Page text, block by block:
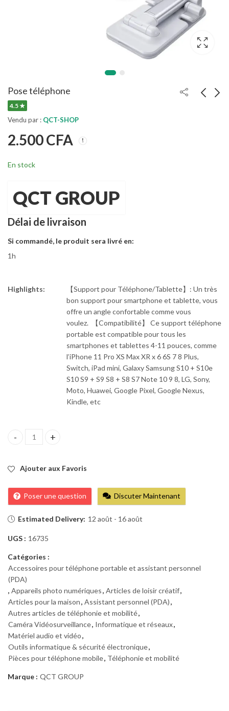
Pose téléphone
4.5 ★
Vendu par : QCT-SHOP
2.500CFA
En stock
QCT GROUP
Délai de livraison
Si commandé, le produit sera livré en:
1h
Highlights:
【Support pour Téléphone/Tablette】: Un très
bon support pour smartphone et tablette, vous
offre un angle confortable comme vous
voulez. 【Compatibilité】 Ce support téléphone
portable est compatible pour tous les
smartphones et tablettes 4-11 pouces, comme
l’iPhone 11 Pro XS Max XR x 6 6S 7 8 Plus,
Switch, iPad mini, Galaxy Samsung S10 + S10e
S10 S9 + S9 S8 + S8 S7 Note 10 9 8, LG, Sony,
Moto, Huawei, Google Pixel, Google Nexus,
Kindle, etc
Pose téléphone quantity
Ajouter aux Favoris
Poser une question Discuter Maintenant
Estimated Delivery: 12 août - 16 août
UGS : 16735
Catégories :
Accessoires pour téléphone portable et assistant personnel
(PDA)
, Appareils photo numériques, Articles de loisir créatif,
Articles pour la maison, Assistant personnel (PDA),
Autres articles de téléphonie et mobilité,
Caméra Vidéosurveillance, Informatique et réseaux,
Matériel audio et vidéo,
Outils informatique & sécurité électronique,
Pièces pour téléphone mobile, Téléphonie et mobilité
Marque : QCT GROUP